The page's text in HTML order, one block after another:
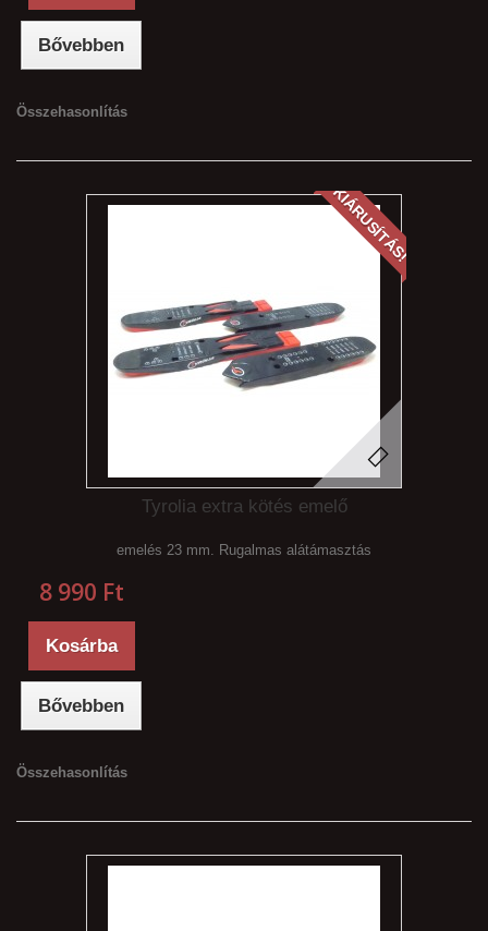
Bővebben
Összehasonlítás
KIÁRUSÍTÁS!
Tyrolia extra kötés emelő
emelés 23 mm. Rugalmas alátámasztás
8 990 Ft‎
Kosárba
Bővebben
Összehasonlítás